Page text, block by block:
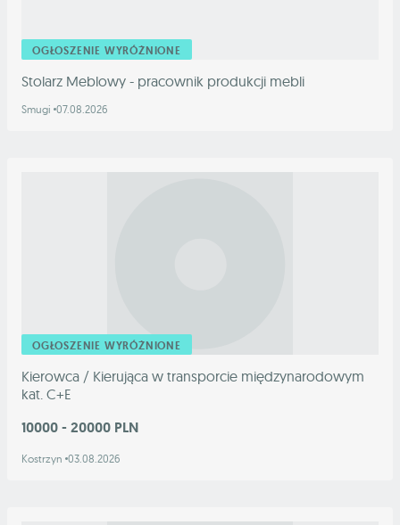
OGŁOSZENIE WYRÓŻNIONE
Stolarz Meblowy - pracownik produkcji mebli
Smugi 07.08.2026
OGŁOSZENIE WYRÓŻNIONE
Kierowca / Kierująca w transporcie międzynarodowym
kat. C+E
10000 - 20000 PLN
Kostrzyn 03.08.2026